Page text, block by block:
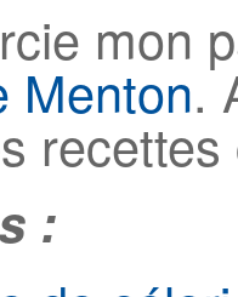
mon
Menton.
: